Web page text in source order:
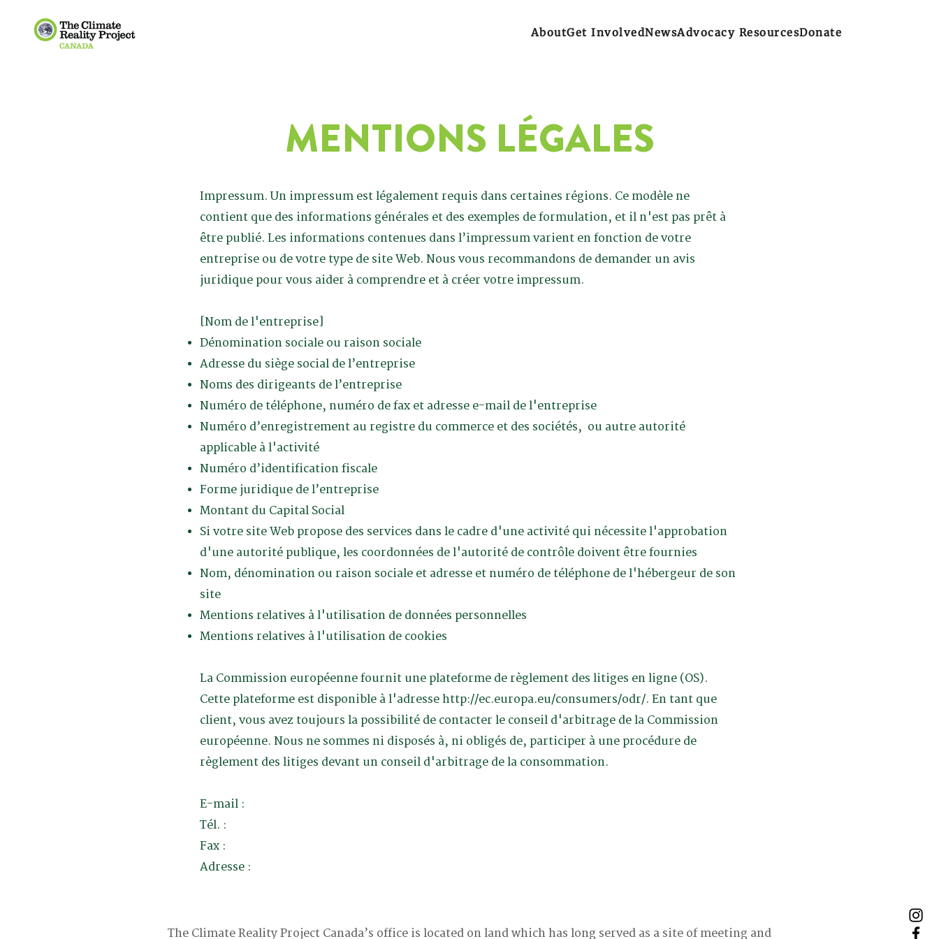
AboutGet InvolvedNewsAdvocacy ResourcesDonate
MENTIONS LÉGALES
Impressum. Un impressum est légalement requis dans certaines régions. Ce modèle ne
contient que des informations générales et des exemples de formulation, et il n'est pas prêt à
être publié. Les informations contenues dans l’impressum varient en fonction de votre
entreprise ou de votre type de site Web. Nous vous recommandons de demander un avis
juridique pour vous aider à comprendre et à créer votre impressum.
[Nom de l'entreprise]
Dénomination sociale ou raison sociale
Adresse du siège social de l’entreprise
Noms des dirigeants de l’entreprise
Numéro de téléphone, numéro de fax et adresse e-mail de l'entreprise
Numéro d’enregistrement au registre du commerce et des sociétés, ou autre autorité
applicable à l'activité
Numéro d’identification fiscale
Forme juridique de l’entreprise
Montant du Capital Social
Si votre site Web propose des services dans le cadre d'une activité qui nécessite l'approbation
d'une autorité publique, les coordonnées de l'autorité de contrôle doivent être fournies
Nom, dénomination ou raison sociale et adresse et numéro de téléphone de l'hébergeur de son
site
Mentions relatives à l'utilisation de données personnelles
Mentions relatives à l'utilisation de cookies
La Commission européenne fournit une plateforme de règlement des litiges en ligne (OS).
Cette plateforme est disponible à l'adresse http://ec.europa.eu/consumers/odr/. En tant que
client, vous avez toujours la possibilité de contacter le conseil d'arbitrage de la Commission
européenne. Nous ne sommes ni disposés à, ni obligés de, participer à une procédure de
règlement des litiges devant un conseil d'arbitrage de la consommation.
E-mail :
Tél. :
Fax :
Adresse :
The Climate Reality Project Canada’s office is located on land which has long served as a site of meeting and